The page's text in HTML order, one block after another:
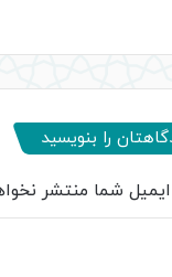
را بنویسید
شما منتشر